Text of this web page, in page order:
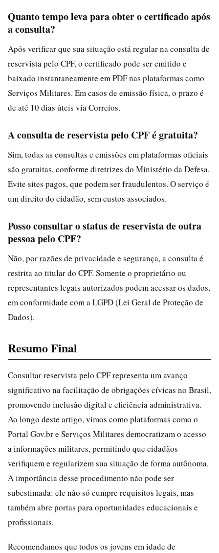
Quanto tempo leva para obter o certificado após
a consulta?
Após verificar que sua situação está regular na consulta de
reservista pelo CPF, o certificado pode ser emitido e
baixado instantaneamente em PDF nas plataformas como
Serviços Militares. Em casos de emissão física, o prazo é
de até 10 dias úteis via Correios.
A consulta de reservista pelo CPF é gratuita?
Sim, todas as consultas e emissões em plataformas oficiais
são gratuitas, conforme diretrizes do Ministério da Defesa.
Evite sites pagos, que podem ser fraudulentos. O serviço é
um direito do cidadão, sem custos associados.
Posso consultar o status de reservista de outra
pessoa pelo CPF?
Não, por razões de privacidade e segurança, a consulta é
restrita ao titular do CPF. Somente o proprietário ou
representantes legais autorizados podem acessar os dados,
em conformidade com a LGPD (Lei Geral de Proteção de
Dados).
Resumo Final
Consultar reservista pelo CPF representa um avanço
significativo na facilitação de obrigações cívicas no Brasil,
promovendo inclusão digital e eficiência administrativa.
Ao longo deste artigo, vimos como plataformas como o
Portal Gov.br e Serviços Militares democratizam o acesso
a informações militares, permitindo que cidadãos
verifiquem e regularizem sua situação de forma autônoma.
A importância desse procedimento não pode ser
subestimada: ele não só cumpre requisitos legais, mas
também abre portas para oportunidades educacionais e
profissionais.
Recomendamos que todos os jovens em idade de